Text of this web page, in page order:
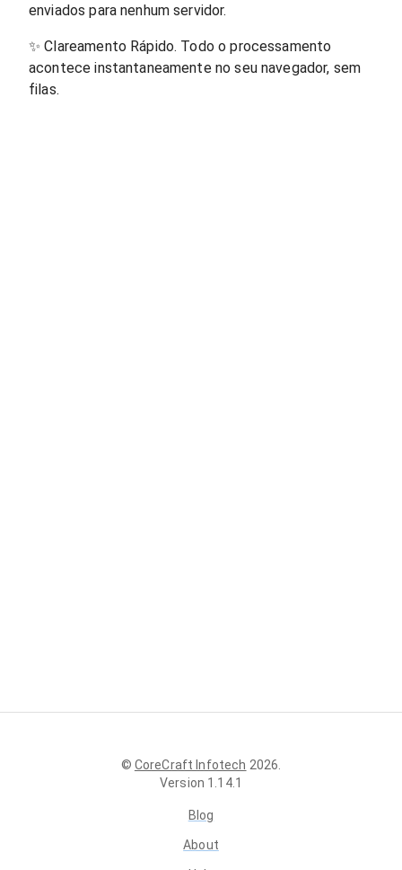
enviados para nenhum servidor.
✨Clareamento Rápido. Todo o processamento
acontece instantaneamente no seu navegador, sem
filas.
© CoreCraft Infotech 2026
Version 1.14.1
Blog
About